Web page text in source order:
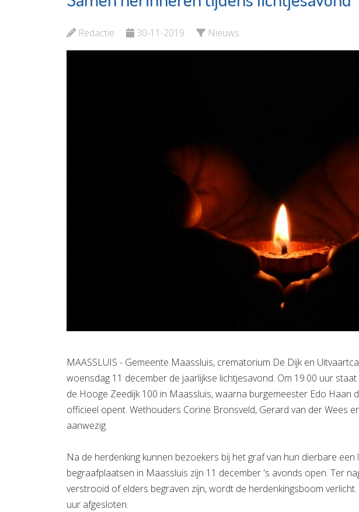
Redactie 30-11-2019 Nieuws
MAASSLUIS - Gemeente Maassluis, crematorium De Dijk en
woensdag 11 december de jaarlijkse lichtjesavond. Om 19.00 uur
de Hooge Zeedijk 100 in Maassluis, waarna burgemeester Edo Haan
officieel opent. Wethouders Corine Bronsveld, Gerard van der Wees
aanwezig.
Na de herdenking kunnen bezoekers bij het graf van hun dierbare een
begraafplaatsen in Maassluis zijn 11 december 's avonds open. Ter
verstrooid of elders begraven zijn, wordt de herdenkingsboom
uur afgesloten.
Bekijk de pagina
Bekijk de pagina